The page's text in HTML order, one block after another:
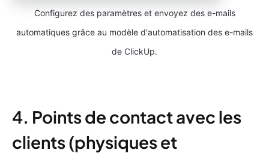
Configurez des paramètres et envoyez des e-mails
automatiques grâce au modèle d'automatisation des e-mails
de ClickUp.
4. Points de contact avec les
clients (physiques et